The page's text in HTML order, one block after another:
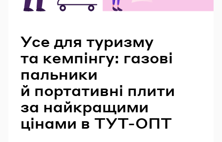
Усе для туризму
та кемпінгу: газові
пальники
й портативні плити
за найкращими
цінами в ТУТ-ОПТ